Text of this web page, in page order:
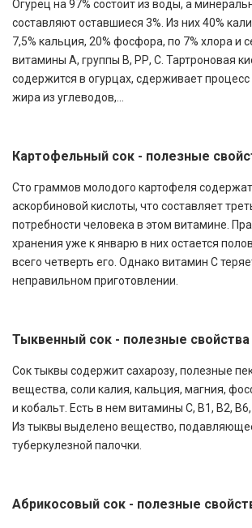
Огурец на 97% состоит из воды, а
составляют оставшиеся 3%. Из них 40%
7,5% кальция, 20% фосфора, по 7% хлора и
витамины А, группы В, РР, С. Тартроновая
содержится в огурцах, сдерживает
жира из углеводов,...
Картофельный сок - полезные
Сто граммов молодого картофеля
аскорбиновой кислоты, что составляет
потребности человека в этом витамине.
хранения уже к январю в них остается
всего четверть его. Однако витамин С
неправильном приготовлении.
Тыквенный сок - полезные свойства
Сок тыквы содержит сахарозу, полезные
вещества, соли калия, кальция, магния,
и кобальт. Есть в нем витамины С, В1, B2, В6,
Из тыквы выделено вещество,
туберкулезной палочки.
Абрикосовый сок - полезные